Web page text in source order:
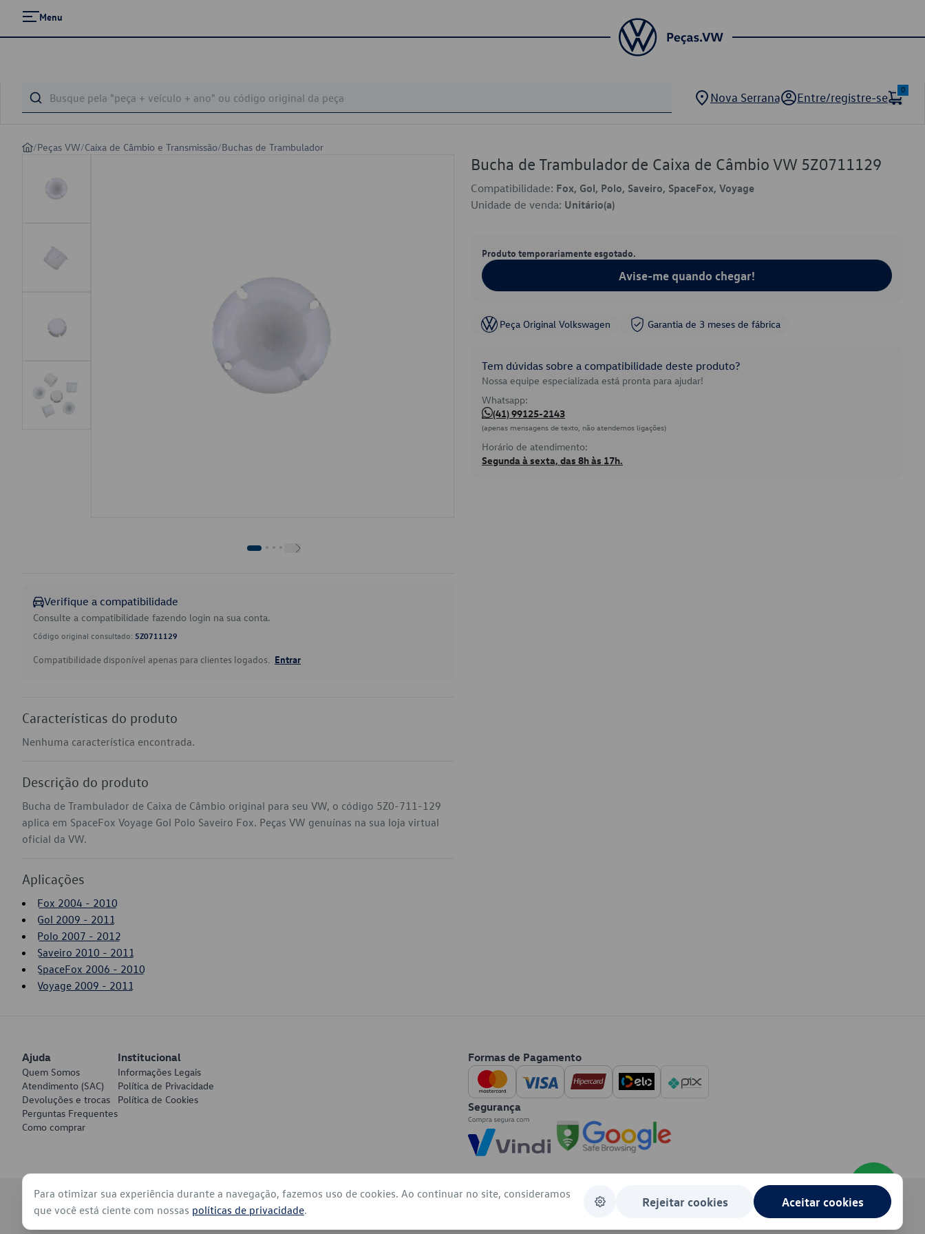
Menu
Nova Serrana Entre/registre-se
0
/Peças VW/Caixa de Câmbio e Transmissão/Buchas de Trambulador
Verifique a compatibilidade
Consulte a compatibilidade fazendo login na sua conta.
Código original consultado: 5Z0711129
Compatibilidade disponível apenas para clientes logados. Entrar
Características do produto
Nenhuma característica encontrada.
Descrição do produto
Bucha de Trambulador de Caixa de Câmbio original para seu VW, o código 5Z0-711-129
aplica em SpaceFox Voyage Gol Polo Saveiro Fox. Peças VW genuínas na sua loja virtual
oficial da VW.
Aplicações
Fox 2004 - 2010
Gol 2009 - 2011
Polo 2007 - 2012
Saveiro 2010 - 2011
SpaceFox 2006 - 2010
Voyage 2009 - 2011
Bucha de Trambulador de Caixa de Câmbio VW 5Z0711129
Compatibilidade: Fox, Gol, Polo, Saveiro, SpaceFox, Voyage
Unidade de venda: Unitário(a)
Produto temporariamente esgotado.
Avise-me quando chegar!
Peça Original Volkswagen Garantia de 3 meses de fábrica
Tem dúvidas sobre a compatibilidade deste produto?
Nossa equipe especializada está pronta para ajudar!
Whatsapp:
(41) 99125-2143
(apenas mensagens de texto, não atendemos ligações)
Horário de atendimento:
Segunda à sexta, das 8h às 17h.
Ajuda
Quem Somos
Atendimento (SAC)
Devoluções e trocas
Perguntas Frequentes
Como comprar
Institucional
Informações Legais
Política de Privacidade
Política de Cookies
Formas de Pagamento
Segurança
© 2026 - Volkswagen do Brasil - Todos os direitos reservados
Para otimizar sua experiência durante a navegação, fazemos uso de cookies. Ao continuar no site, consideramos
que você está ciente com nossas políticas de privacidade.
Rejeitar cookies Aceitar cookies